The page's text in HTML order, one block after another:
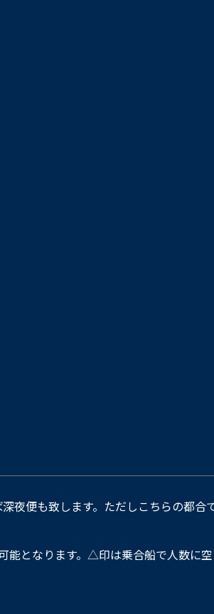
夜便も致します。ただしこちらの都
能となります。△印は乗合船で人数に